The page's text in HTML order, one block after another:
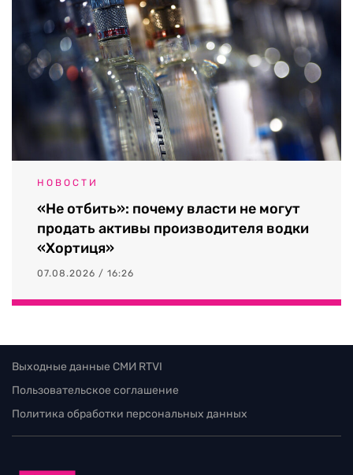
НОВОСТИ
«Не отбить»: почему власти не могут
продать активы производителя водки
«Хортиця»
07.08.2026 / 16:26
Выходные данные СМИ RTVI
Пользовательское соглашение
Политика обработки персональных данных